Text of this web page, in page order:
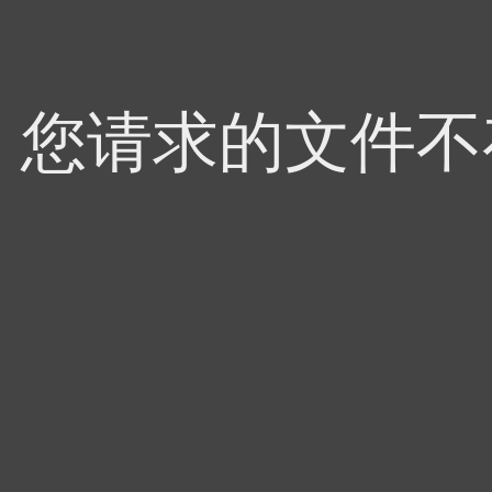
您请求的文件